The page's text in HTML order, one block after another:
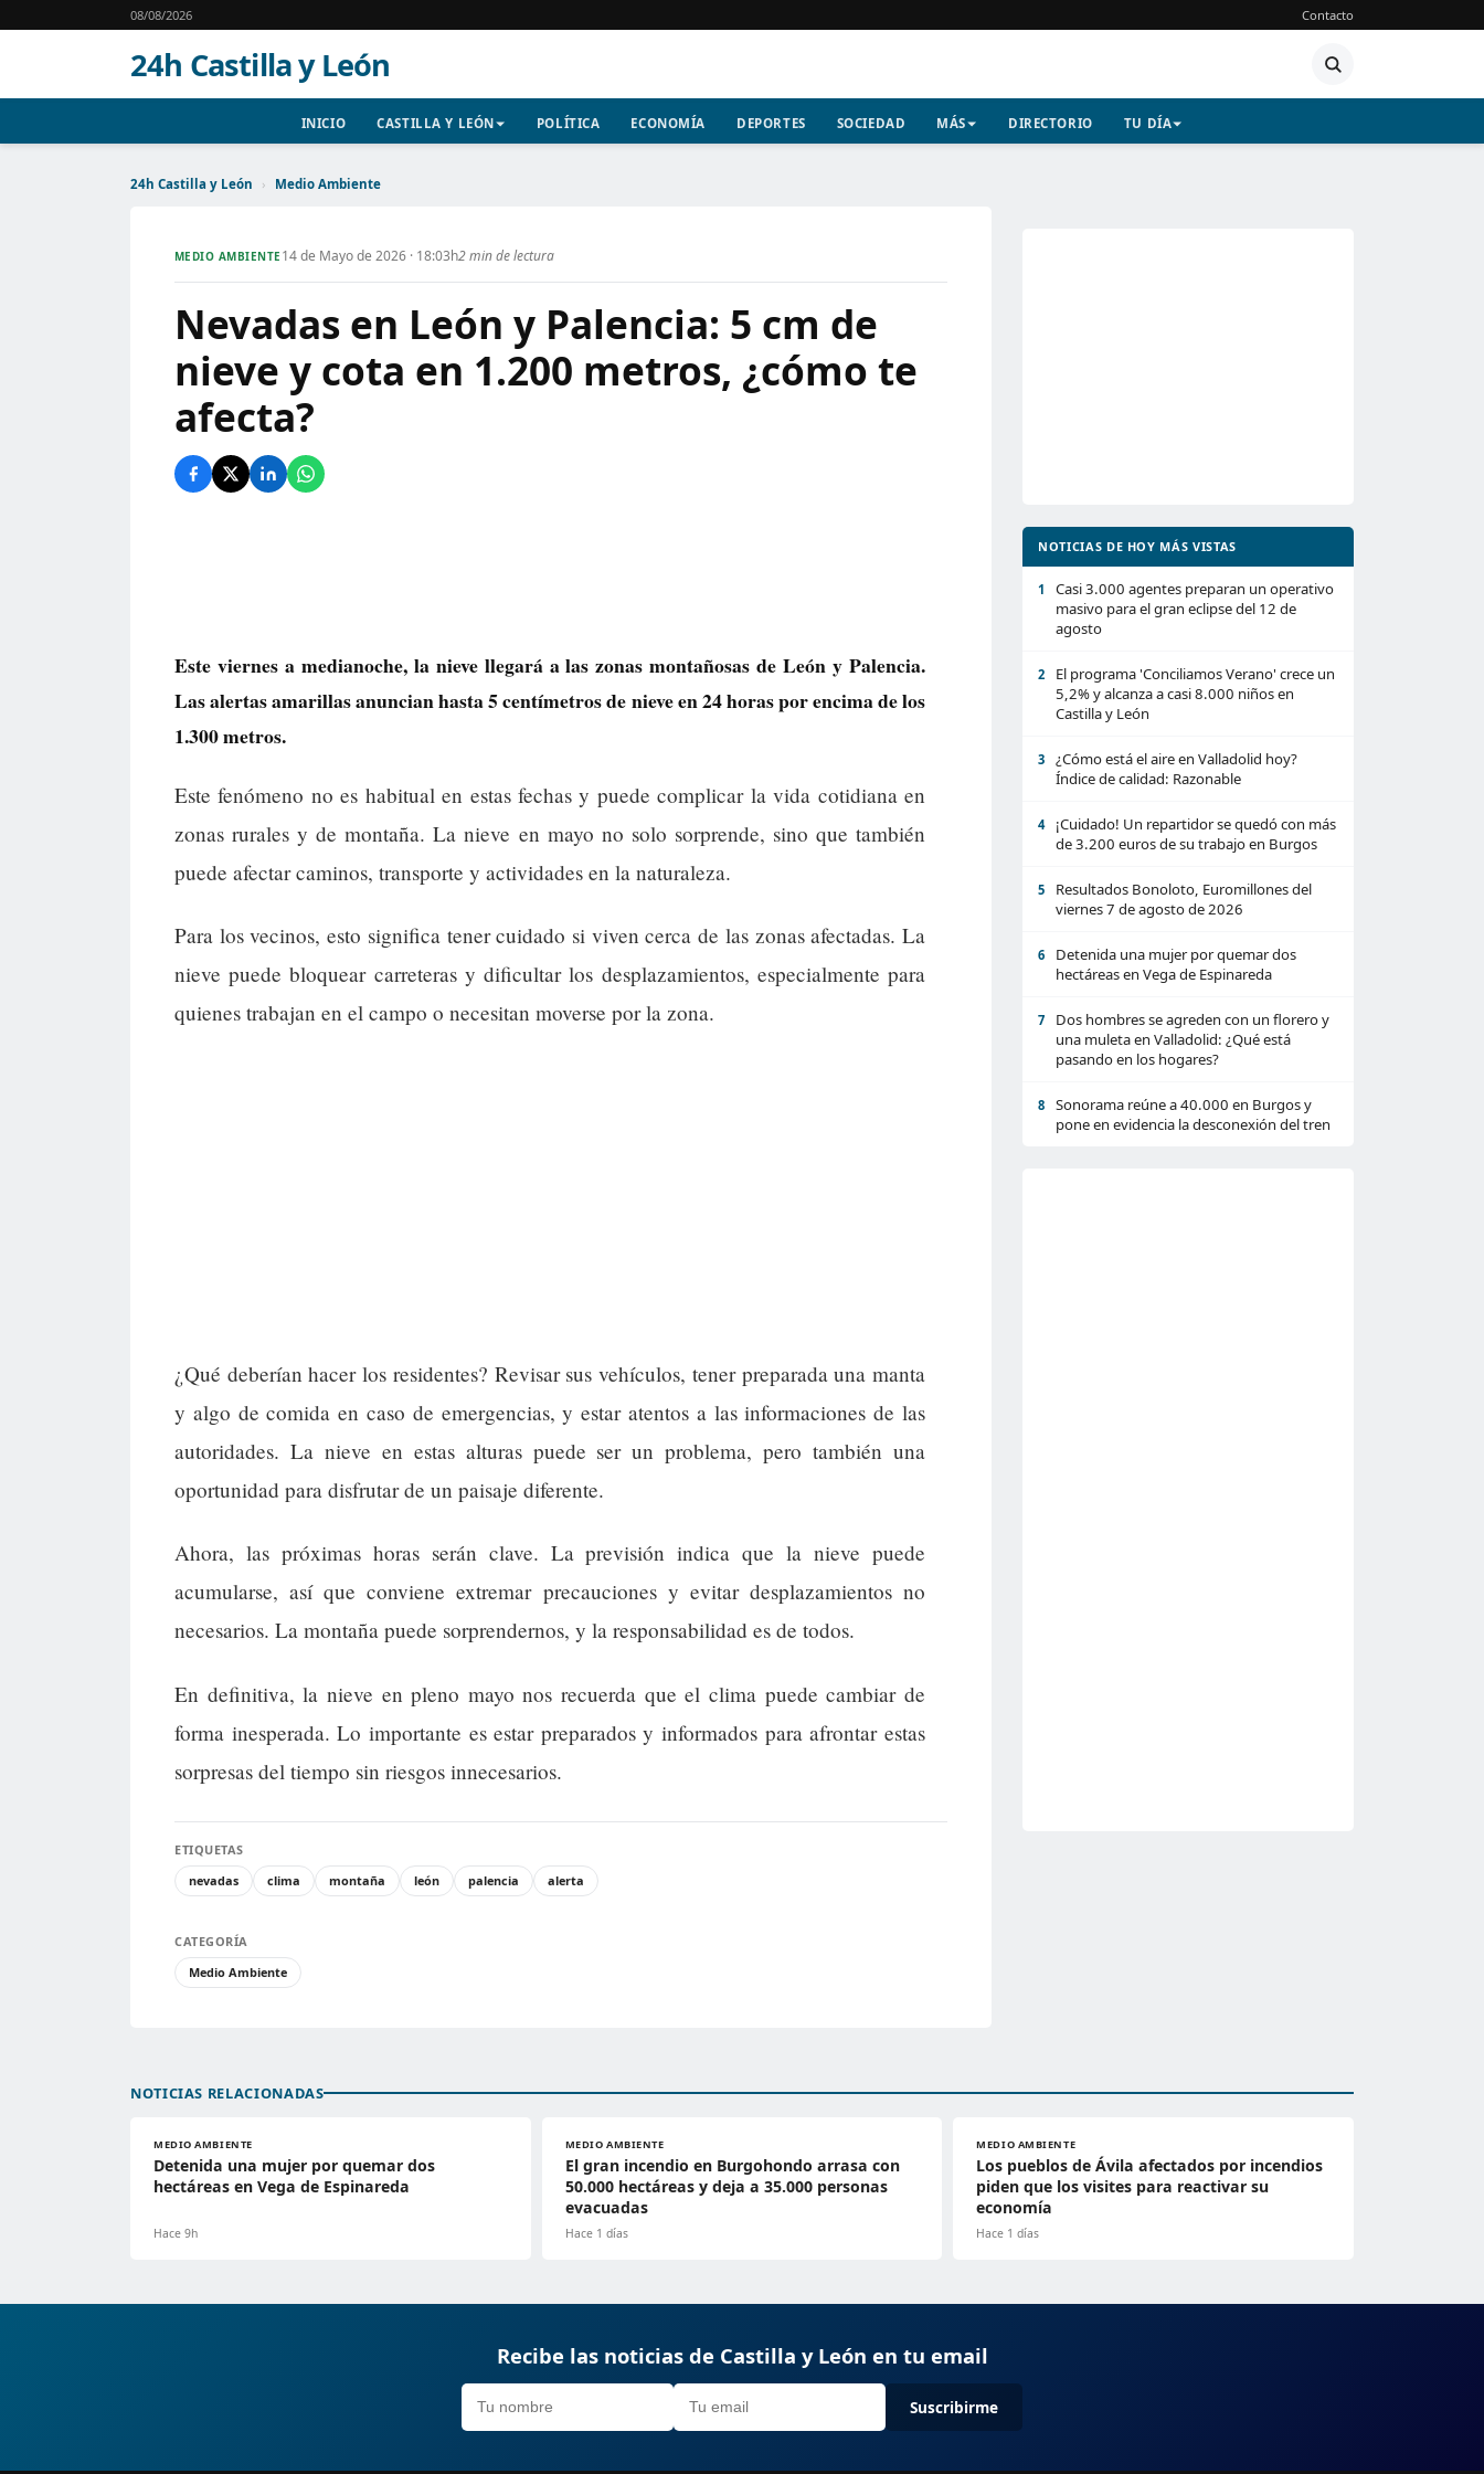
08/08/2026 Contacto
24h Castilla y León
INICIO CASTILLA Y LEÓN POLÍTICA ECONOMÍA DEPORTES SOCIEDAD MÁS DIRECTORIO TU DÍA
24h Castilla y León › Medio Ambiente
MEDIO AMBIENTE 14 de Mayo de 2026 · 18:03h2 min de lectura
Nevadas en León y Palencia: 5 cm de
nieve y cota en 1.200 metros, ¿cómo te
afecta?
Este viernes a medianoche, la nieve llegará a las zonas montañosas de León y Palencia.
Las alertas amarillas anuncian hasta 5 centímetros de nieve en 24 horas por encima de los
1.300 metros.
Este fenómeno no es habitual en estas fechas y puede complicar la vida cotidiana en
zonas rurales y de montaña. La nieve en mayo no solo sorprende, sino que también
puede afectar caminos, transporte y actividades en la naturaleza.
Para los vecinos, esto significa tener cuidado si viven cerca de las zonas afectadas. La
nieve puede bloquear carreteras y dificultar los desplazamientos, especialmente para
quienes trabajan en el campo o necesitan moverse por la zona.
¿Qué deberían hacer los residentes? Revisar sus vehículos, tener preparada una manta
y algo de comida en caso de emergencias, y estar atentos a las informaciones de las
autoridades. La nieve en estas alturas puede ser un problema, pero también una
oportunidad para disfrutar de un paisaje diferente.
Ahora, las próximas horas serán clave. La previsión indica que la nieve puede
acumularse, así que conviene extremar precauciones y evitar desplazamientos no
necesarios. La montaña puede sorprendernos, y la responsabilidad es de todos.
En definitiva, la nieve en pleno mayo nos recuerda que el clima puede cambiar de
forma inesperada. Lo importante es estar preparados y informados para afrontar estas
sorpresas del tiempo sin riesgos innecesarios.
ETIQUETAS
nevadas
clima montaña león palencia alerta
CATEGORÍA
Medio Ambiente
NOTICIAS DE HOY MÁS VISTAS
1
Casi 3.000 agentes preparan un operativo
masivo para el gran eclipse del 12 de
agosto
2
El programa 'Conciliamos Verano' crece un
5,2% y alcanza a casi 8.000 niños en
Castilla y León
3
¿Cómo está el aire en Valladolid hoy?
Índice de calidad: Razonable
4
¡Cuidado! Un repartidor se quedó con más
de 3.200 euros de su trabajo en Burgos
5
Resultados Bonoloto, Euromillones del
viernes 7 de agosto de 2026
6
Detenida una mujer por quemar dos
hectáreas en Vega de Espinareda
7
Dos hombres se agreden con un florero y
una muleta en Valladolid: ¿Qué está
pasando en los hogares?
8
Sonorama reúne a 40.000 en Burgos y
pone en evidencia la desconexión del tren
NOTICIAS RELACIONADAS
MEDIO AMBIENTE
Detenida una mujer por quemar dos
hectáreas en Vega de Espinareda
Hace 9h
MEDIO AMBIENTE
El gran incendio en Burgohondo arrasa con
50.000 hectáreas y deja a 35.000 personas
evacuadas
Hace 1 días
MEDIO AMBIENTE
Los pueblos de Ávila afectados por incendios
piden que los visites para reactivar su
economía
Hace 1 días
Recibe las noticias de Castilla y León en tu email
Suscribirme